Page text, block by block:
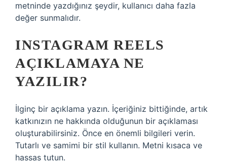
metninde yazdığınız şeydir, kullanıcı daha fazla
değer sunmalıdır.
INSTAGRAM REELS
AÇIKLAMAYA NE
YAZILIR?
İlginç bir açıklama yazın. İçeriğiniz bittiğinde, artık
katkınızın ne hakkında olduğunun bir açıklaması
oluşturabilirsiniz. Önce en önemli bilgileri verin.
Tutarlı ve samimi bir stil kullanın. Metni kısaca ve
hassas tutun.